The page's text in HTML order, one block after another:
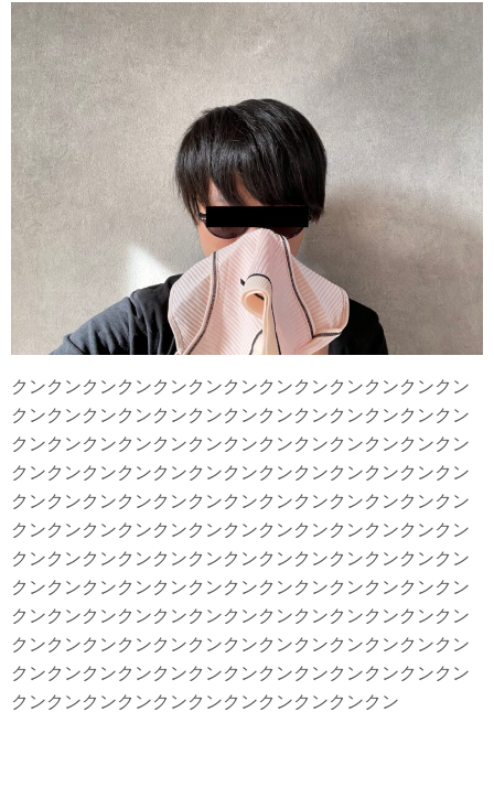
クンクンクンクンクンクンクンクンクンクンクンクンクン
クンクンクンクンクンクンクンクンクンクンクンクンクン
クンクンクンクンクンクンクンクンクンクンクンクンクン
クンクンクンクンクンクンクンクンクンクンクンクンクン
クンクンクンクンクンクンクンクンクンクンクンクンクン
クンクンクンクンクンクンクンクンクンクンクンクンクン
クンクンクンクンクンクンクンクンクンクンクンクンクン
クンクンクンクンクンクンクンクンクンクンクンクンクン
クンクンクンクンクンクンクンクンクンクンクンクンクン
クンクンクンクンクンクンクンクンクンクンクンクンクン
クンクンクンクンクンクンクンクンクンクンクンクンクン
クンクンクンクンクンクンクンクンクンクンクン